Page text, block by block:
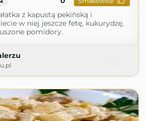
z kapustą pekińską i
w niej jeszcze fetę, kukurydzę,
pomidory.